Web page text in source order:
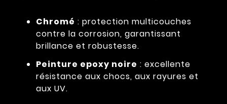
Chromé : protection multicouches
contre la corrosion, garantissant
brillance et robustesse.
Peinture epoxy noire : excellente
résistance aux chocs, aux rayures et
aux UV.